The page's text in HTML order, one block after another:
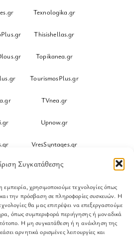
Συγκατάθεσης
χρησιμοποιούμε τεχνολογίες όπως
την πρόσβαση σε πληροφορίες συσκευών. Η
θα μας επιτρέψει να επεξεργαστούμε
όπως συμπεριφορά περιήγησης ή μοναδικά
Η μη συγκατάθεση ή η ανάκληση της
αρνητικά ορισμένες λειτουργίες και
Texnologika.gr
Thisishellas.gr
Topikanea.gr
TourismosPlus.gr
TVnea.gr
Upnow.gr
VresSyntages.gr
Xristianika.gr
ZoumeKalytera.gr
ZoumeSpiti.gr